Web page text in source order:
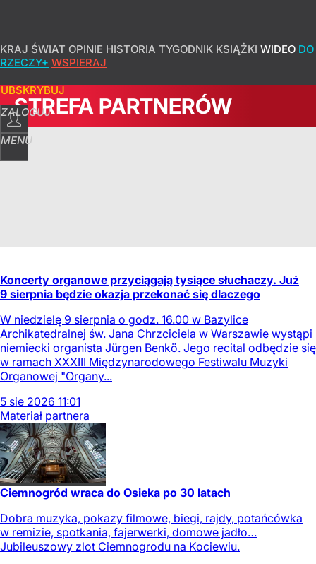
KRAJ ŚWIAT OPINIE HISTORIA TYGODNIK KSIĄŻKI WIDEO DO
RZECZY+ WSPIERAJ
ZALOGUJ
MENU
STREFA PARTNERÓW
Koncerty organowe przyciągają tysiące słuchaczy. Już
9 sierpnia będzie okazja przekonać się dlaczego
W niedzielę 9 sierpnia o godz. 16.00 w Bazylice
Archikatedralnej św. Jana Chrzciciela w Warszawie wystąpi
niemiecki organista Jürgen Benkö. Jego recital odbędzie się
w ramach XXXIII Międzynarodowego Festiwalu Muzyki
Organowej "Organy...
5 sie 2026 11:01
Materiał partnera
Ciemnogród wraca do Osieka po 30 latach
Dobra muzyka, pokazy filmowe, biegi, rajdy, potańcówka
w remizie, spotkania, fajerwerki, domowe jadło…
Jubileuszowy zlot Ciemnogrodu na Kociewiu.